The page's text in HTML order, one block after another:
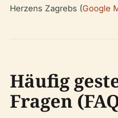
Herzens Zagrebs (Google
Häufig
Fragen